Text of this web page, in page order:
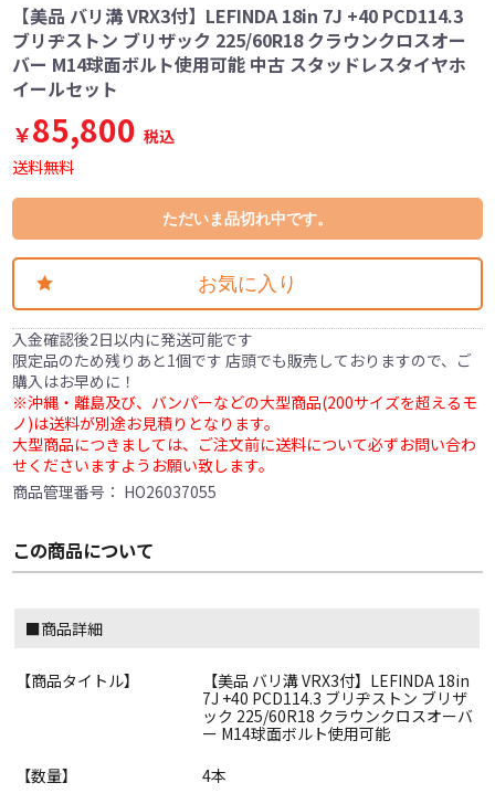
【美品 バリ溝 VRX3付】LEFINDA 18in 7J +40 PCD114.3
ブリヂストン ブリザック 225/60R18 クラウンクロスオー
バー M14球面ボルト使用可能 中古 スタッドレスタイヤホ
イールセット
￥85,800 税込
送料無料
ただいま品切れ中です。
お気に入り
入金確認後2日以内に発送可能です
限定品のため残りあと1個です 店頭でも販売しておりますので、ご
購入はお早めに！
※沖縄・離島及び、バンパーなどの大型商品(200サイズを超えるモ
ノ)は送料が別途お見積りとなります。
大型商品につきましては、ご注文前に送料について必ずお問い合わ
せくださいますようお願い致します。
商品管理番号： HO26037055
この商品について
■商品詳細
【商品タイトル】
【美品 バリ溝 VRX3付】LEFINDA 18in
7J +40 PCD114.3 ブリヂストン ブリザ
ック 225/60R18 クラウンクロスオーバ
ー M14球面ボルト使用可能
【数量】
4本